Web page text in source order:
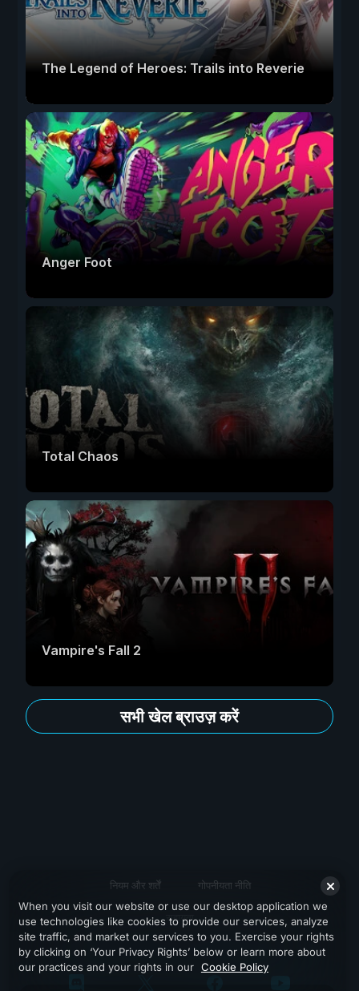
The Legend of Heroes: Trails into Reverie
Anger Foot
Total Chaos
Vampire's Fall 2
सभी खेल ब्राउज़ करें
नियम और शर्तें गोपनीयता नीति
सहायता
When you visit our website or use our desktop application we
use technologies like cookies to provide our services, analyze
site traffic, and market our services to you. Exercise your rights
by clicking on ‘Your Privacy Rights’ below or learn more about
our practices and your rights in our Cookie Policy